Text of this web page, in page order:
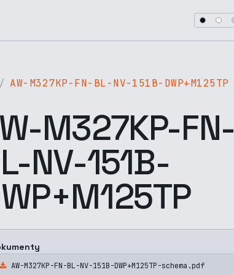
AW-M327KP-FN-BL-NV-151B-DWP+M125TP
M327KP-FN-
NV-151B-
AW-M327KP-FN-BL-NV-151B-DWP+M125TP-schema.pdf